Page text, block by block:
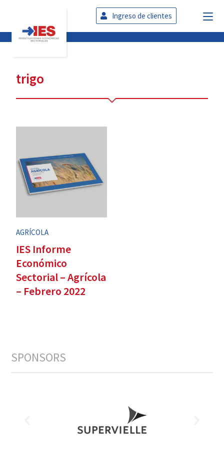
Ingreso de clientes
trigo
AGRÍCOLA
IES Informe
Económico
Sectorial – Agrícola
– Febrero 2022
SPONSORS